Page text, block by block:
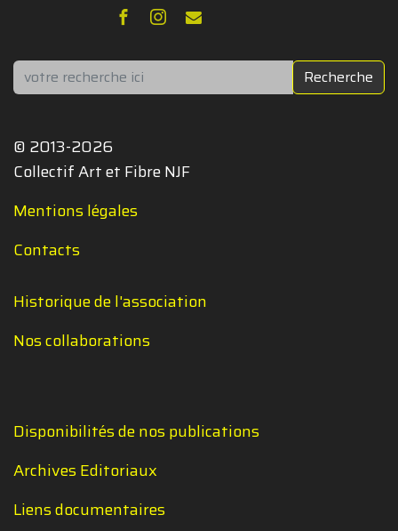
Rechercher Recherche
© 2013-2026
Collectif Art et Fibre NJF
Mentions légales
Contacts
Historique de l'association
Nos collaborations
Disponibilités de nos publications
Archives Editoriaux
Liens documentaires